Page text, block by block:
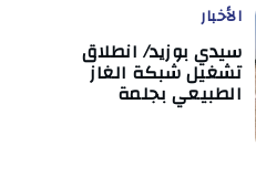
الأخبار
سيدي بوزيد/ انطلاق
تشغيل شبكة الغاز
الطبيعي بجلمة